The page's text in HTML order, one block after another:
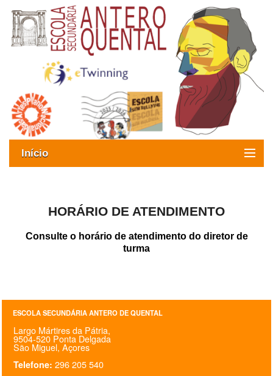
Início
Oferta formativa
SIGE
Clubes Escolares
Matrículas
FORmaESAQ
HORÁRIO DE ATENDIMENTO
Consulte o horário de atendimento do diretor de
turma
ESCOLA SECUNDÁRIA ANTERO DE QUENTAL
Largo Mártires da Pátria,
9504-520 Ponta Delgada
São Miguel, Açores
Telefone: 296 205 540